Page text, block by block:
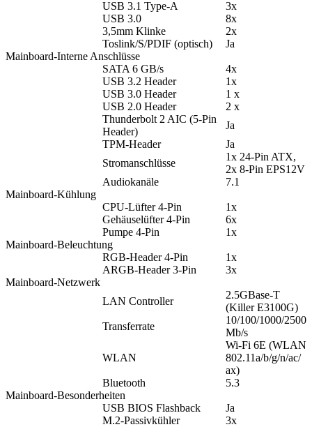
USB 3.1 Type-A
3x
USB 3.0
8x
3,5mm Klinke
2x
Toslink/S/PDIF (optisch)
Ja
Mainboard-Interne Anschlüsse
SATA 6 GB/s
4x
USB 3.2 Header
1x
USB 3.0 Header
1 x
USB 2.0 Header
2 x
Thunderbolt 2 AIC (5-Pin
Header)
Ja
TPM-Header
Ja
Stromanschlüsse
1x 24-Pin ATX,
2x 8-Pin EPS12V
Audiokanäle
7.1
Mainboard-Kühlung
CPU-Lüfter 4-Pin
1x
Gehäuselüfter 4-Pin
6x
Pumpe 4-Pin
1x
Mainboard-Beleuchtung
RGB-Header 4-Pin
1x
ARGB-Header 3-Pin
3x
Mainboard-Netzwerk
LAN Controller
2.5GBase-T
(Killer E3100G)
Transferrate
10/100/1000/2500
Mb/s
WLAN
Wi-Fi 6E (WLAN
802.11a/​b/​g/​n/​ac/​
ax)
Bluetooth
5.3
Mainboard-Besonderheiten
USB BIOS Flashback
Ja
M.2-Passivkühler
3x